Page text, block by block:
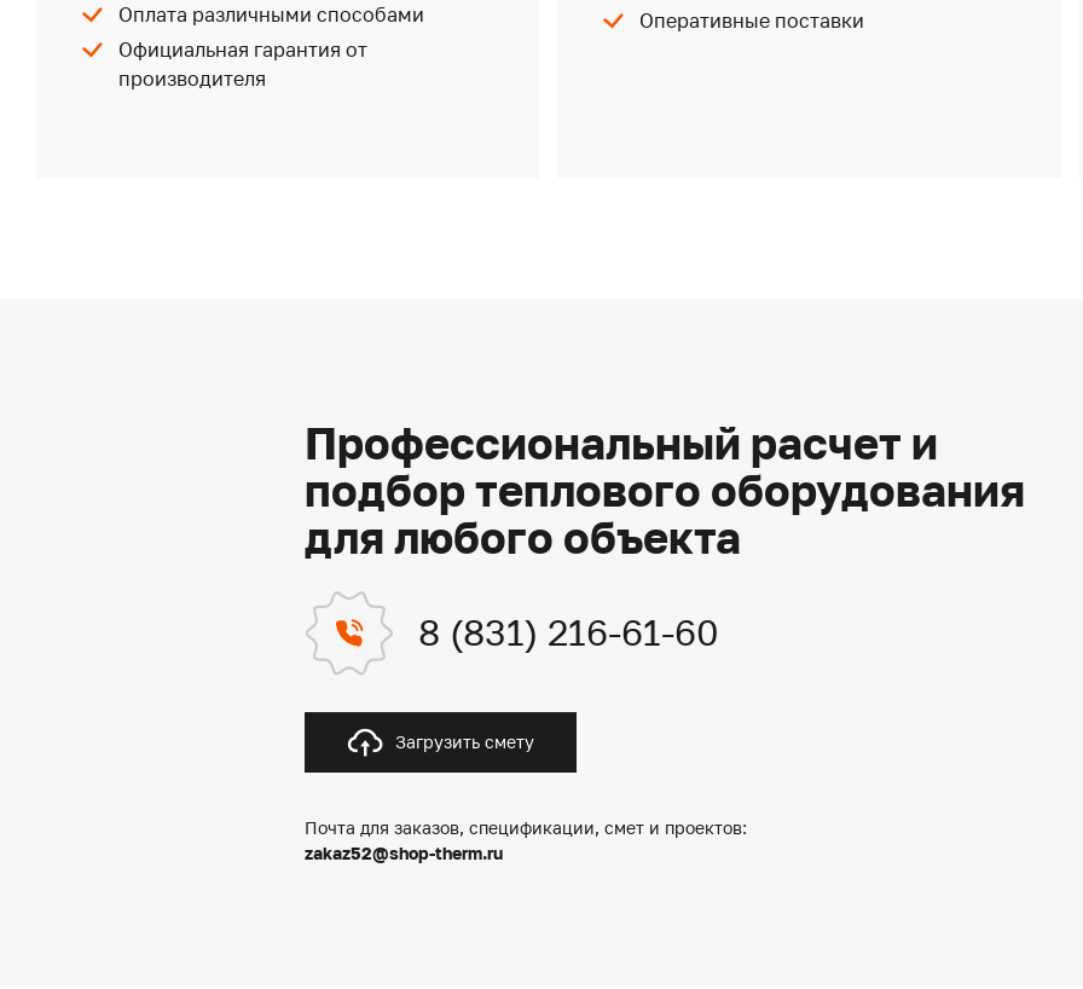
Оплата различными способами
Официальная гарантия от
производителя
Оперативные поставки
Профессиональный расчет и
подбор теплового оборудования
для любого объекта
8 (831) 216-61-60
Загрузить смету
Почта для заказов, спецификации, смет и проектов:
zakaz52@shop-therm.ru